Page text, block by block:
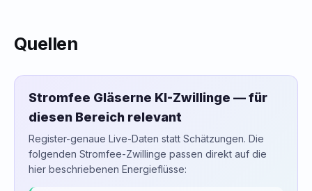
Quellen
Stromfee Gläserne KI-Zwillinge — für
diesen Bereich relevant
Register-genaue Live-Daten statt Schätzungen. Die
folgenden Stromfee-Zwillinge passen direkt auf die
hier beschriebenen Energieflüsse: